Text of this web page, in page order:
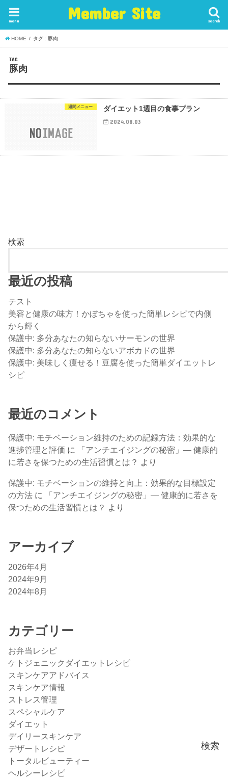
Member Site search
menu
HOME タグ : 豚肉
TAG
豚肉
週間メニュー ダイエット1週目の食事プラン
2024.08.03
検索
検索
最近の投稿
テスト
美容と健康の味方！かぼちゃを使った簡単レシピで内側
から輝く
保護中: 多分あなたの知らないサーモンの世界
保護中: 多分あなたの知らないアボカドの世界
保護中: 美味しく痩せる！豆腐を使った簡単ダイエットレ
シピ
最近のコメント
保護中: モチベーション維持のための記録方法：効果的な
進捗管理と評価 に
「アンチエイジングの秘密」— 健康的
に若さを保つための生活習慣とは？ より
保護中: モチベーションの維持と向上：効果的な目標設定
の方法 に
「アンチエイジングの秘密」— 健康的に若さを
保つための生活習慣とは？ より
アーカイブ
2026年4月
2024年9月
2024年8月
カテゴリー
お弁当レシピ
ケトジェニックダイエットレシピ
スキンケアアドバイス
スキンケア情報
ストレス管理
スペシャルケア
ダイエット
デイリースキンケア
デザートレシピ
トータルビューティー
ヘルシーレシピ